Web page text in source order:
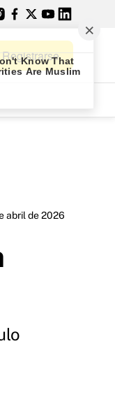
Registrarse
abril de 2026